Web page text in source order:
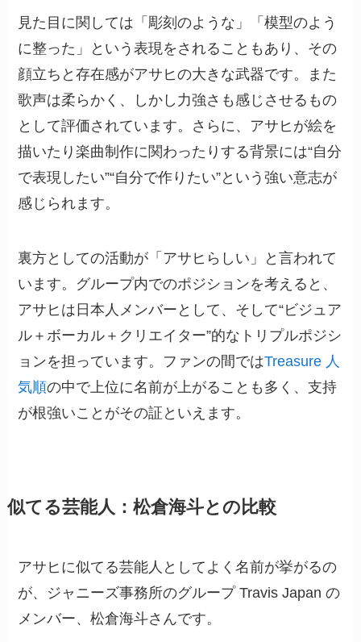
見た目に関しては「彫刻のような」「模型のよう
に整った」という表現をされることもあり、その
顔立ちと存在感がアサヒの大きな武器です。また
歌声は柔らかく、しかし力強さも感じさせるもの
として評価されています。さらに、アサヒが絵を
描いたり楽曲制作に関わったりする背景には“自分
で表現したい”“自分で作りたい”という強い意志が
感じられます。
裏方としての活動が「アサヒらしい」と言われて
います。グループ内でのポジションを考えると、
アサヒは日本人メンバーとして、そして“ビジュア
ル＋ボーカル＋クリエイター”的なトリプルポジシ
ョンを担っています。ファンの間ではTreasure 人
気順の中で上位に名前が上がることも多く、支持
が根強いことがその証といえます。
似てる芸能人：松倉海斗との比較
アサヒに似てる芸能人としてよく名前が挙がるの
が、ジャニーズ事務所のグループ Travis Japan の
メンバー、松倉海斗さんです。